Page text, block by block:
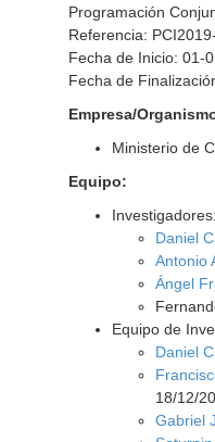
Programación
Referencia:
Fecha de Inicio: 01-
Fecha de
Empresa/
Ministerio de
Equipo:
Investigadores:
Daniel
Antonio
Ángel
Equipo de
Daniel
18/12/
Gabriel